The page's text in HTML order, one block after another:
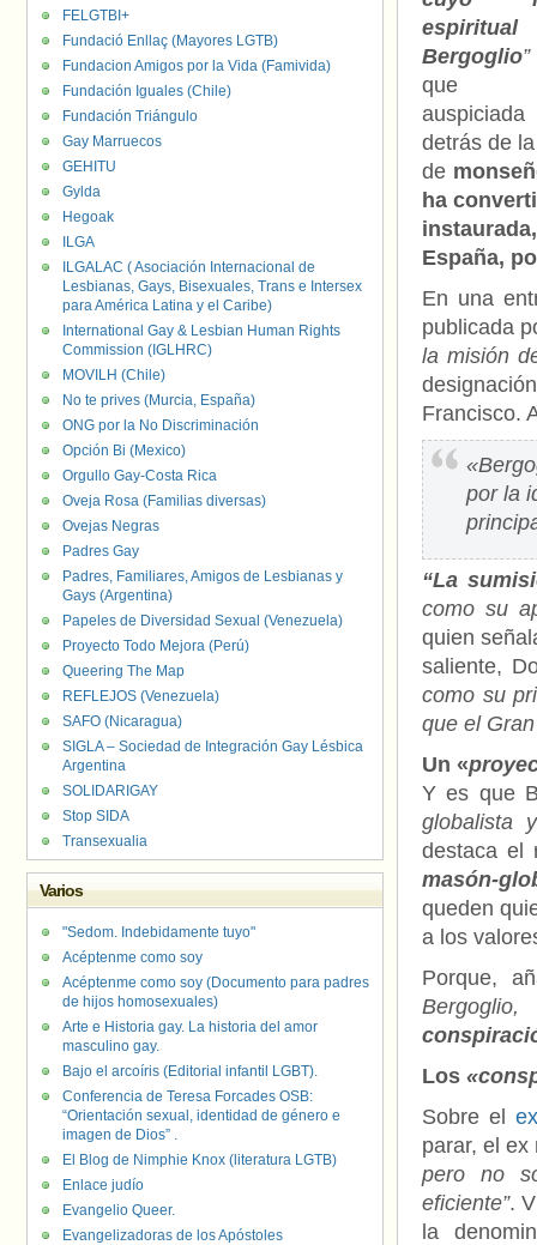
Bergoglio”
que
detrás de
de
ha
España,
En una
publicada
la misión
Francisco.
por la
“La
como su
quien
saliente,
como su
que el
Un «
Y es que
globalista
destaca el
masón-
queden
a los
Porque,
Los
Sobre el
parar, el ex
pero no
eficiente”.
la
FELGTBI+
Fundació Enllaç (Mayores LGTB)
Fundacion Amigos por la Vida (Famivida)
Fundación Iguales (Chile)
Fundación Triángulo
Gay Marruecos
GEHITU
Gylda
Hegoak
ILGA
ILGALAC ( Asociación Internacional de
Lesbianas, Gays, Bisexuales, Trans e Intersex
para América Latina y el Caribe)
International Gay & Lesbian Human Rights
Commission (IGLHRC)
MOVILH (Chile)
No te prives (Murcia, España)
ONG por la No Discriminación
Opción Bi (Mexico)
Orgullo Gay-Costa Rica
Oveja Rosa (Familias diversas)
Ovejas Negras
Padres Gay
Padres, Familiares, Amigos de Lesbianas y
Gays (Argentina)
Papeles de Diversidad Sexual (Venezuela)
Proyecto Todo Mejora (Perú)
Queering The Map
REFLEJOS (Venezuela)
SAFO (Nicaragua)
SIGLA – Sociedad de Integración Gay Lésbica
Argentina
SOLIDARIGAY
Stop SIDA
Transexualia
Varios
"Sedom. Indebidamente tuyo"
Acéptenme como soy
Acéptenme como soy (Documento para padres
de hijos homosexuales)
Arte e Historia gay. La historia del amor
masculino gay.
Bajo el arcoíris (Editorial infantil LGBT).
Conferencia de Teresa Forcades OSB:
“Orientación sexual, identidad de género e
imagen de Dios” .
El Blog de Nimphie Knox (literatura LGTB)
Enlace judío
Evangelio Queer.
Evangelizadoras de los Apóstoles